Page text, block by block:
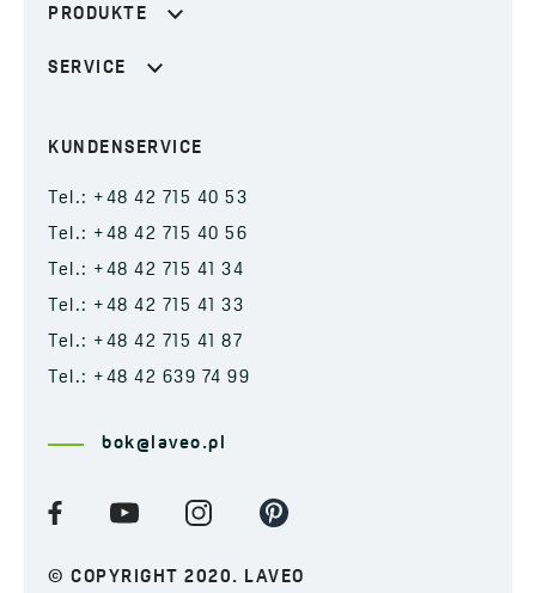
PRODUKTE
SERVICE
KUNDENSERVICE
Tel.: +48 42 715 40 53
Tel.: +48 42 715 40 56
Tel.: +48 42 715 41 34
Tel.: +48 42 715 41 33
Tel.: +48 42 715 41 87
Tel.: +48 42 639 74 99
bok@laveo.pl
© COPYRIGHT 2020. LAVEO